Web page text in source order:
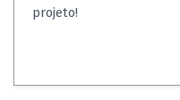
projeto!